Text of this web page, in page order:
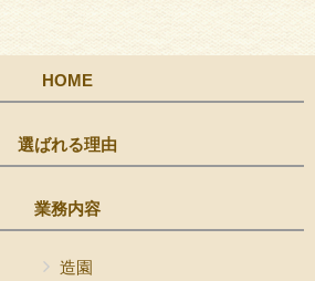
HOME
選ばれる理由
業務内容
造園